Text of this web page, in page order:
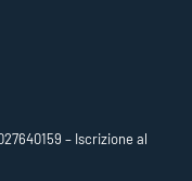
– Iscrizione al